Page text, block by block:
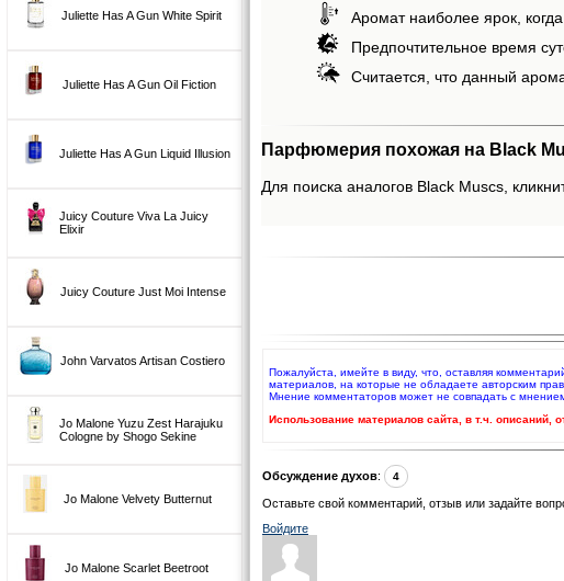
Juliette Has A Gun White Spirit
Juliette Has A Gun Oil Fiction
Juliette Has A Gun Liquid Illusion
Juicy Couture Viva La Juicy
Elixir
Juicy Couture Just Moi Intense
John Varvatos Artisan Costiero
Jo Malone Yuzu Zest Harajuku
Cologne by Shogo Sekine
Jo Malone Velvety Butternut
Jo Malone Scarlet Beetroot
Аромат наиболее ярок,
Предпочтительное время
Считается, что данный
Парфюмерия похожая на Black
Для поиска аналогов Black Muscs,
Пожалуйста, имейте в виду, что, оставляя
материалов, на которые не обладаете авторским
Мнение комментаторов может не совпадать с
Использование материалов сайта, в т.ч. описаний,
Обсуждение духов: 4
Оставьте свой комментарий, отзыв или задайте
Войдите